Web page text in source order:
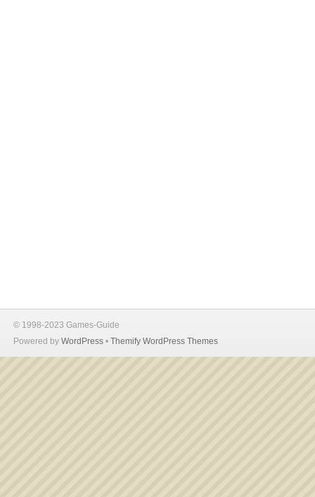
© 1998-2023 Games-Guide
Powered by WordPress • Themify WordPress Themes